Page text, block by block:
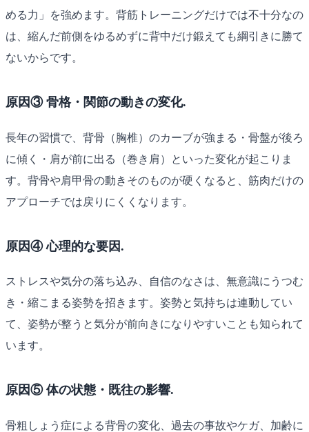
める力」を強めます。背筋トレーニングだけでは不十分なの
は、縮んだ前側をゆるめずに背中だけ鍛えても綱引きに勝て
ないからです。
原因③ 骨格・関節の動きの変化.
長年の習慣で、背骨（胸椎）のカーブが強まる・骨盤が後ろ
に傾く・肩が前に出る（巻き肩）といった変化が起こりま
す。背骨や肩甲骨の動きそのものが硬くなると、筋肉だけの
アプローチでは戻りにくくなります。
原因④ 心理的な要因.
ストレスや気分の落ち込み、自信のなさは、無意識にうつむ
き・縮こまる姿勢を招きます。姿勢と気持ちは連動してい
て、姿勢が整うと気分が前向きになりやすいことも知られて
います。
原因⑤ 体の状態・既往の影響.
骨粗しょう症による背骨の変化、過去の事故やケガ、加齢に